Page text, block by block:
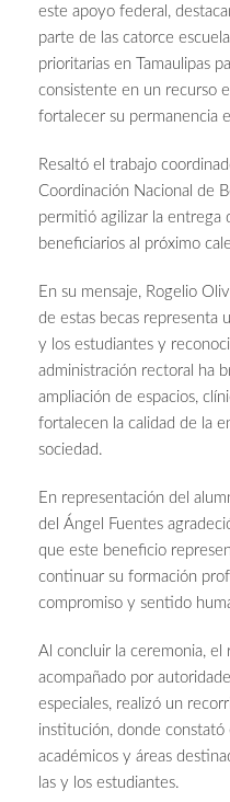
este apoyo federal,
parte de las catorce
prioritarias en Tamaulipas
consistente en un recurso
fortalecer su permanencia
Resaltó el trabajo
Coordinación Nacional de
permitió agilizar la entrega
beneficiarios al próximo
En su mensaje, Rogelio
de estas becas representa
y los estudiantes y
administración rectoral ha
ampliación de espacios,
fortalecen la calidad de la
sociedad.
En representación del
del Ángel Fuentes
que este beneficio
continuar su formación
compromiso y sentido
Al concluir la ceremonia, el
acompañado por
especiales, realizó un
institución, donde
académicos y áreas
las y los estudiantes.